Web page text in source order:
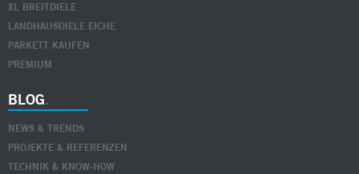
XL BREITDIELE
LANDHAUSDIELE EICHE
PARKETT KAUFEN
PREMIUM
BLOG
NEWS & TRENDS
PROJEKTE & REFERENZEN
TECHNIK & KNOW-HOW